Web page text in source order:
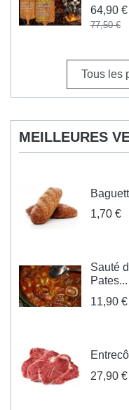
64,90 €
77,50 €
Tous les
MEILLEURES
1,70 €
Sauté
Pates...
11,90 €
27,90 €